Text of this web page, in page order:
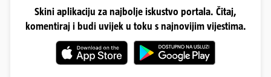
Skini aplikaciju za najbolje iskustvo portala. Čitaj,
komentiraj i budi uvijek u toku s najnovijim vijestima.